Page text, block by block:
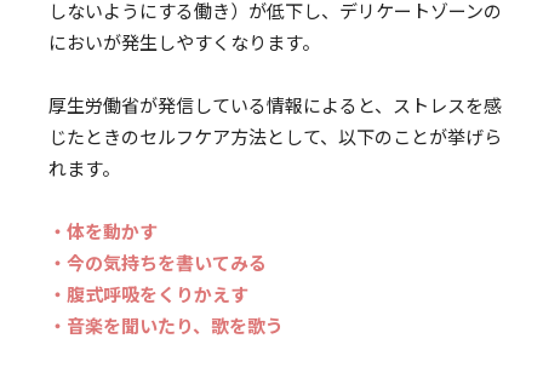
しないようにする働き）が低下し、デリケートゾーンの
においが発生しやすくなります。
厚生労働省が発信している情報によると、ストレスを感
じたときのセルフケア方法として、以下のことが挙げら
れます。
・体を動かす
・今の気持ちを書いてみる
・腹式呼吸をくりかえす
・音楽を聞いたり、歌を歌う